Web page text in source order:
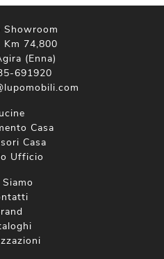
Km 74,800
(Enna)
691920
Casa
Casa
Ufficio
Siamo